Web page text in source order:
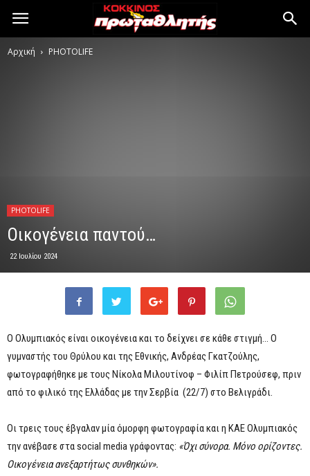
Αρχική PHOTOLIFE
PHOTOLIFE
Οικογένεια παντού…
22 Ιουλίου 2024
Ο Ολυμπιακός είναι οικογένεια και το δείχνει σε κάθε στιγμή… Ο
γυμναστής του Θρύλου και της Εθνικής, Ανδρέας Γκατζούλης,
φωτογραφήθηκε με τους Νίκολα Μιλουτίνοφ – Φιλίπ Πετρούσεφ, πριν
από το φιλικό της Ελλάδας με την Σερβία (22/7) στο Βελιγράδι.
Οι τρεις τους έβγαλαν μία όμορφη φωτογραφία και η ΚΑΕ Ολυμπιακός
την ανέβασε στα social media γράφοντας: «Όχι σύνορα. Μόνο ορίζοντες.
Οικογένεια ανεξαρτήτως συνθηκών».